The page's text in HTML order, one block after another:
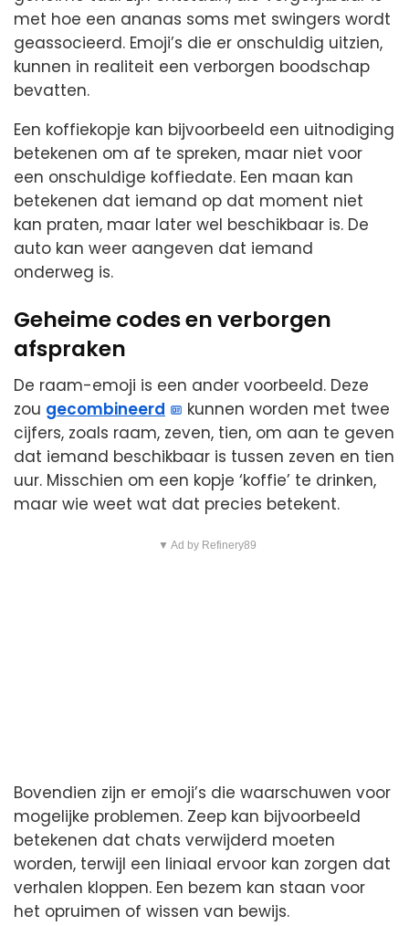
met hoe een ananas soms met swingers wordt
geassocieerd. Emoji’s die er onschuldig uitzien,
kunnen in realiteit een verborgen boodschap
bevatten.
Een koffiekopje kan bijvoorbeeld een uitnodiging
betekenen om af te spreken, maar niet voor
een onschuldige koffiedate. Een maan kan
betekenen dat iemand op dat moment niet
kan praten, maar later wel beschikbaar is. De
auto kan weer aangeven dat iemand
onderweg is.
Geheime codes en verborgen
afspraken
De raam-emoji is een ander voorbeeld. Deze
zou gecombineerd
kunnen worden met twee
cijfers, zoals raam, zeven, tien, om aan te geven
dat iemand beschikbaar is tussen zeven en tien
uur. Misschien om een kopje ‘koffie’ te drinken,
maar wie weet wat dat precies betekent.
▼ Ad by Refinery89
Bovendien zijn er emoji’s die waarschuwen voor
mogelijke problemen. Zeep kan bijvoorbeeld
betekenen dat chats verwijderd moeten
worden, terwijl een liniaal ervoor kan zorgen dat
verhalen kloppen. Een bezem kan staan voor
het opruimen of wissen van bewijs.